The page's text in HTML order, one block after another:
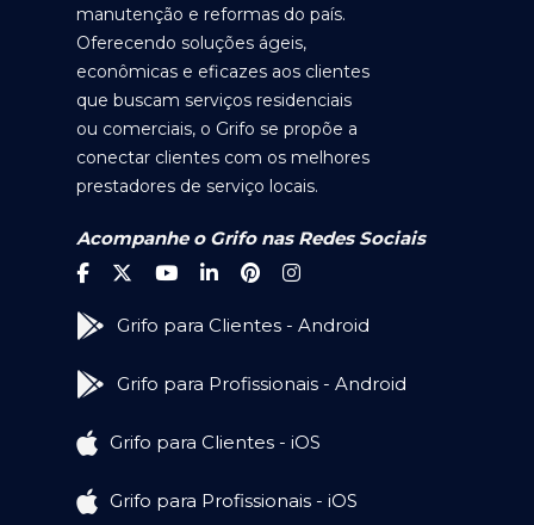
manutenção e reformas do país.
Oferecendo soluções ágeis,
econômicas e eficazes aos clientes
que buscam serviços residenciais
ou comerciais, o Grifo se propõe a
conectar clientes com os melhores
prestadores de serviço locais.
Acompanhe o Grifo nas Redes Sociais
Grifo para Clientes - Android
Grifo para Profissionais - Android
Grifo para Clientes - iOS
Grifo para Profissionais - iOS